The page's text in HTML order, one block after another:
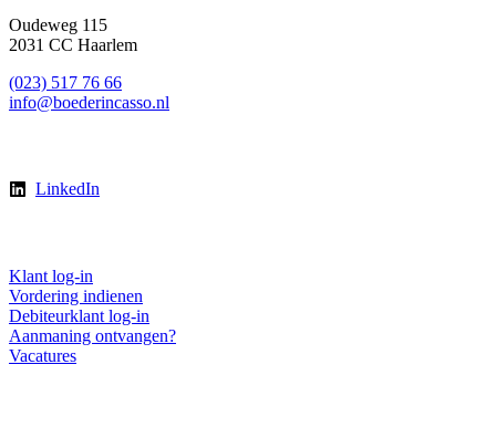
Oudeweg 115
2031 CC Haarlem
(023) 517 76 66
info@boederincasso.nl
LinkedIn
Klant log-in
Vordering indienen
Debiteurklant log-in
Aanmaning ontvangen?
Vacatures